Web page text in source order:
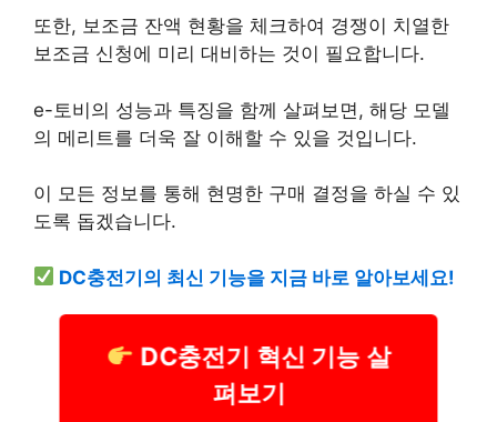
또한, 보조금 잔액 현황을 체크하여 경쟁이 치열한
보조금 신청에 미리 대비하는 것이 필요합니다.
e-토비의 성능과 특징을 함께 살펴보면, 해당 모델
의 메리트를 더욱 잘 이해할 수 있을 것입니다.
이 모든 정보를 통해 현명한 구매 결정을 하실 수 있
도록 돕겠습니다.
DC충전기의 최신 기능을 지금 바로 알아보세요!
DC충전기 혁신 기능 살
펴보기